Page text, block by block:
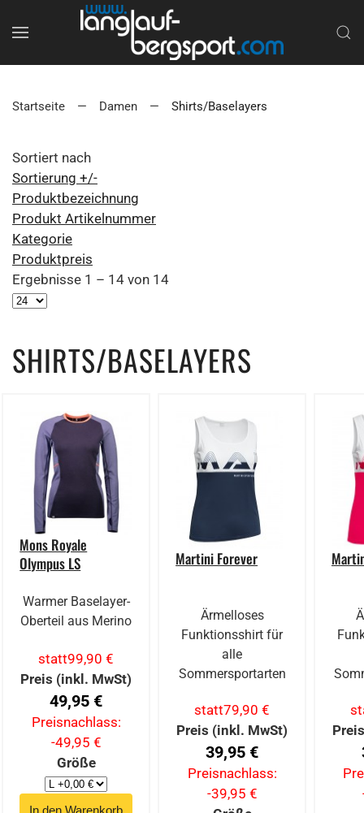
Startseite Damen Shirts/Baselayers
Sortiert nach
Sortierung +/-
Produktbezeichnung
Produkt Artikelnummer
Kategorie
Produktpreis
Ergebnisse 1 – 14 von 14
SHIRTS/BASELAYERS
Mons Royale
Olympus LS
Warmer Baselayer-
Oberteil aus Merino
statt99,90 €
Preis (inkl. MwSt)
49,95 €
Preisnachlass:
-49,95 €
Größe
Martini Forever
Ärmelloses
Funktionsshirt für
alle
Sommersportarten
statt79,90 €
Preis (inkl. MwSt)
39,95 €
Preisnachlass:
-39,95 €